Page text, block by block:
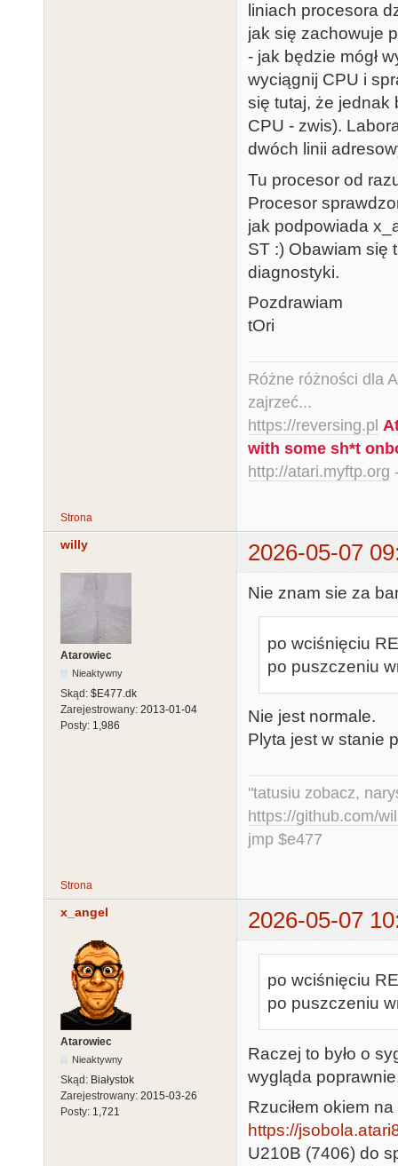
liniach procesora
jak się zachowuje
- jak będzie mógł
wyciągnij CPU i
się tutaj, że jednak
CPU - zwis).
dwóch linii
Tu procesor od
Procesor
jak podpowiada
ST :) Obawiam się
diagnostyki.
Pozdrawiam
tOri
Różne różności dla
zajrzeć...
https://reversing.pl
with some sh*t
http://atari.myftp.org
Strona
willy 2026-05-07
Atarowiec
Nieaktywny
Skąd: $E477.dk
Zarejestrowany: 2013-01-04
Posty: 1,986
Nie znam sie za
po wciśnięciu
po puszczeniu
Nie jest normale.
Plyta jest w stanie
"tatusiu zobacz,
https://github.com/
jmp $e477
Strona
x_angel 2026-05-07
Atarowiec
Nieaktywny
Skąd: Białystok
Zarejestrowany: 2015-03-26
Posty: 1,721
po wciśnięciu
po puszczeniu
Raczej to było o
wygląda
Rzuciłem okiem
https://
U210B (7406) do